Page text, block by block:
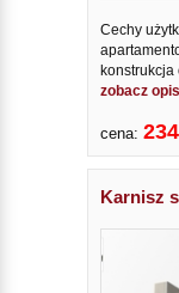
Cechy
zobacz
cena:
Karnisz